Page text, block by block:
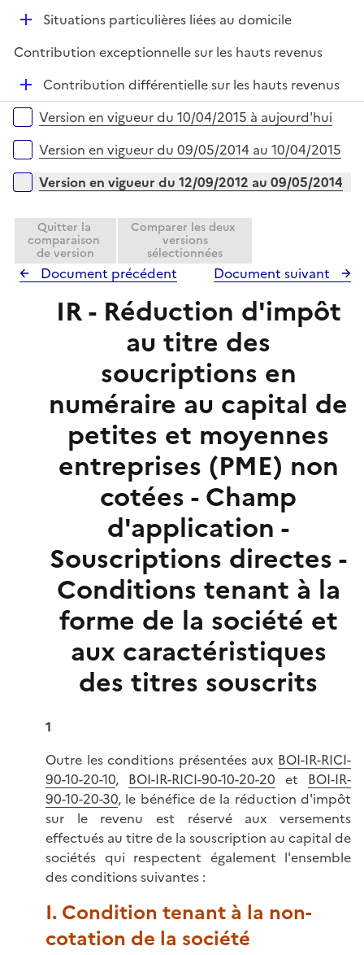
i
r
D
p
i
e
Situations particulières liées au domicile
Contribution exceptionnelle sur les hauts revenus
D
é
p
e
Contribution différentielle sur les hauts revenus
Versions sur la période
Version en vigueur du 10/04/2015 à aujourd'hui
Version en vigueur du 09/05/2014 au 10/04/2015
Version en vigueur du 12/09/2012 au 09/05/2014
Quitter la
comparaison
de version
Comparer les deux
versions
sélectionnées
Document précédent Document suivant
IR - Réduction d'impôt
au titre des
soucriptions en
numéraire au capital de
petites et moyennes
entreprises (PME) non
cotées - Champ
d'application -
Souscriptions directes -
Conditions tenant à la
forme de la société et
aux caractéristiques
des titres souscrits
1
Outre les conditions présentées aux BOI-IR-RICI-
90-10-20-10, BOI-IR-RICI-90-10-20-20 et BOI-IR-
90-10-20-30, le bénéfice de la réduction d'impôt
sur le revenu est réservé aux versements
effectués au titre de la souscription au capital de
sociétés qui respectent également l'ensemble
des conditions suivantes :
I. Condition tenant à la non-
cotation de la société